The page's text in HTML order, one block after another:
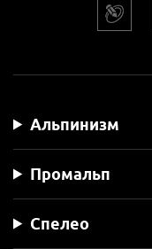
Альпинизм
Промальп
Спелео